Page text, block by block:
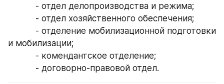
- отдел делопроизводства и режима;
- отдел хозяйственного обеспечения;
и мобилизации;
- комендантское отделение;
- договорно-правовой отдел.